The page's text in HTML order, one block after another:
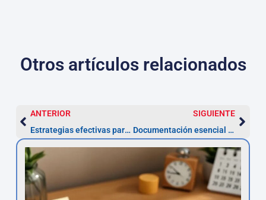
Otros artículos relacionados
ANTERIOR
Estrategias efectivas para maximizar la recuperación de sanciones ZBE
SIGUIENTE
Documentación esencial para reclamar la nulidad de un préstamo con TAE abusiva